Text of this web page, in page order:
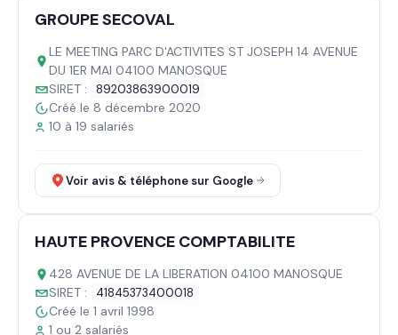
GROUPE SECOVAL
LE MEETING PARC D'ACTIVITES ST JOSEPH 14 AVENUE
DU 1ER MAI 04100 MANOSQUE
SIRET :
89203863900019
Créé le 8 décembre 2020
10 à 19 salariés
Voir avis & téléphone sur Google
HAUTE PROVENCE COMPTABILITE
428 AVENUE DE LA LIBERATION 04100 MANOSQUE
SIRET :
41845373400018
Créé le 1 avril 1998
1 ou 2 salariés